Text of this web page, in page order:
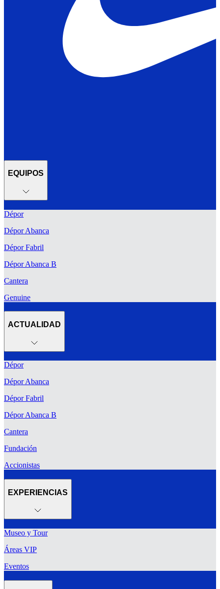
EQUIPOS
Dépor
Dépor Abanca
Dépor Fabril
Dépor Abanca B
Cantera
Genuine
ACTUALIDAD
Dépor
Dépor Abanca
Dépor Fabril
Dépor Abanca B
Cantera
Fundación
Accionistas
EXPERIENCIAS
Museo y Tour
Áreas VIP
Eventos